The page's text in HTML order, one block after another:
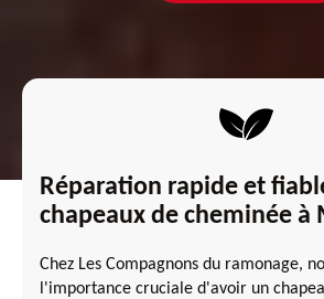
Réparation rapide et
chapeaux de cheminée à
Chez Les Compagnons du ramonage,
l'importance cruciale d'avoir un